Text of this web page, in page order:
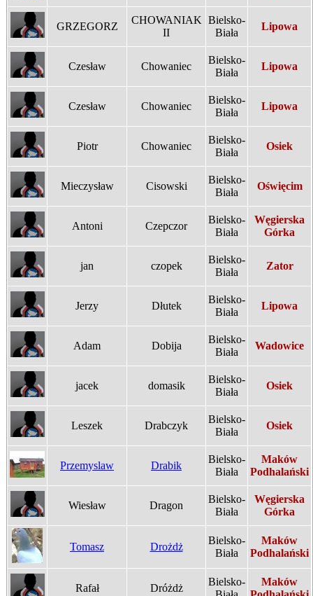
GRZEGORZ
CHOWANIAK
II
Bielsko-
Biała
Lipowa
Czesław Chowaniec
Bielsko-
Biała
Lipowa
Czesław Chowaniec
Bielsko-
Biała
Lipowa
Piotr Chowaniec
Bielsko-
Biała
Osiek
Mieczysław Cisowski
Bielsko-
Biała
Oświęcim
Antoni Czepczor
Bielsko-
Biała
Węgierska
Górka
jan czopek
Bielsko-
Biała
Zator
Jerzy Dłutek
Bielsko-
Biała
Lipowa
Adam Dobija
Bielsko-
Biała
Wadowice
jacek domasik
Bielsko-
Biała
Osiek
Leszek Drabczyk
Bielsko-
Biała
Osiek
Przemyslaw Drabik
Bielsko-
Biała
Maków
Podhalański
Wiesław Dragon
Bielsko-
Biała
Węgierska
Górka
Tomasz Drożdż
Bielsko-
Biała
Maków
Podhalański
Rafał Dróżdż
Bielsko-
Maków